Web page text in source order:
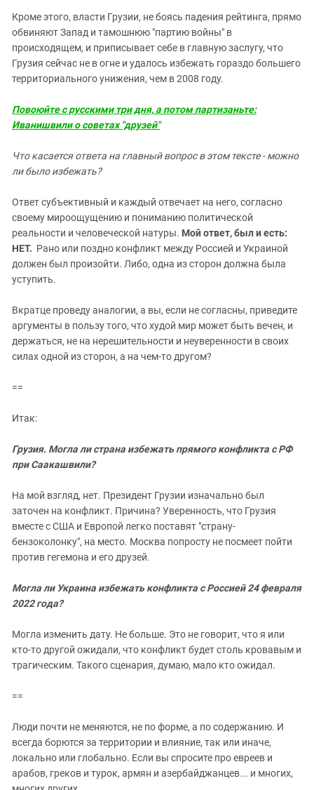
Кроме этого, власти Грузии, не боясь падения рейтинга, прямо
обвиняют Запад и тамошнюю "партию войны" в
происходящем, и приписывает себе в главную заслугу, что
Грузия сейчас не в огне и удалось избежать гораздо большего
территориального унижения, чем в 2008 году.
Повоюйте с русскими три дня, а потом партизаньте:
Иванишвили о советах "друзей"
Что касается ответа на главный вопрос в этом тексте - можно
ли было избежать?
Ответ субъективный и каждый отвечает на него, согласно
своему мироощущению и пониманию политической
реальности и человеческой натуры. Мой ответ, был и есть:
НЕТ. Рано или поздно конфликт между Россией и Украиной
должен был произойти. Либо, одна из сторон должна была
уступить.
Вкратце проведу аналогии, а вы, если не согласны, приведите
аргументы в пользу того, что худой мир может быть вечен, и
держаться, не на нерешительности и неуверенности в своих
силах одной из сторон, а на чем-то другом?
==
Итак:
Грузия. Могла ли страна избежать прямого конфликта с РФ
при Саакашвили?
На мой взгляд, нет. Президент Грузии изначально был
заточен на конфликт. Причина? Уверенность, что Грузия
вместе с США и Европой легко поставят "страну-
бензоколонку", на место. Москва попросту не посмеет пойти
против гегемона и его друзей.
Могла ли Украина избежать конфликта с Россией 24 февраля
2022 года?
Могла изменить дату. Не больше. Это не говорит, что я или
кто-то другой ожидали, что конфликт будет столь кровавым и
трагическим. Такого сценария, думаю, мало кто ожидал.
==
Люди почти не меняются, не по форме, а по содержанию. И
всегда борются за территории и влияние, так или иначе,
локально или глобально. Если вы спросите про евреев и
арабов, греков и турок, армян и азербайджанцев... и многих,